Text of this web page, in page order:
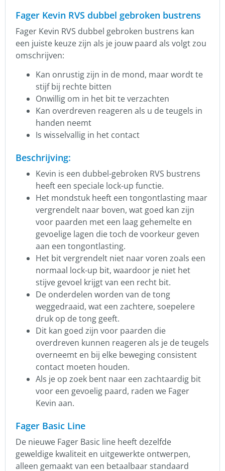
Fager Kevin RVS dubbel gebroken bustrens
Fager Kevin RVS dubbel gebroken bustrens kan
een juiste keuze zijn als je jouw paard als volgt zou
omschrijven:
Kan onrustig zijn in de mond, maar wordt te
stijf bij rechte bitten
Onwillig om in het bit te verzachten
Kan overdreven reageren als u de teugels in
handen neemt
Is wisselvallig in het contact
Beschrijving:
Kevin is een dubbel-gebroken RVS bustrens
heeft een speciale lock-up functie.
Het mondstuk heeft een tongontlasting maar
vergrendelt naar boven, wat goed kan zijn
voor paarden met een laag gehemelte en
gevoelige lagen die toch de voorkeur geven
aan een tongontlasting.
Het bit vergrendelt niet naar voren zoals een
normaal lock-up bit, waardoor je niet het
stijve gevoel krijgt van een recht bit.
De onderdelen worden van de tong
weggedraaid, wat een zachtere, soepelere
druk op de tong geeft.
Dit kan goed zijn voor paarden die
overdreven kunnen reageren als je de teugels
overneemt en bij elke beweging consistent
contact moeten houden.
Als je op zoek bent naar een zachtaardig bit
voor een gevoelig paard, raden we Fager
Kevin aan.
Fager Basic Line
De nieuwe Fager Basic line heeft dezelfde
geweldige kwaliteit en uitgewerkte ontwerpen,
alleen gemaakt van een betaalbaar standaard